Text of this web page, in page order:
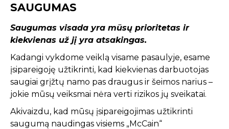
SAUGUMAS
Saugumas visada yra mūsų prioritetas ir
kiekvienas už jį yra atsakingas.
Kadangi vykdome veiklą visame pasaulyje, esame
įsipareigoję užtikrinti, kad kiekvienas darbuotojas
saugiai grįžtų namo pas draugus ir šeimos narius –
jokie mūsų veiksmai nėra verti rizikos jų sveikatai.
Akivaizdu, kad mūsų įsipareigojimas užtikrinti
saugumą naudingas visiems „McCain“